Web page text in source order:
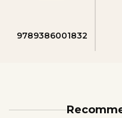
9789386001832